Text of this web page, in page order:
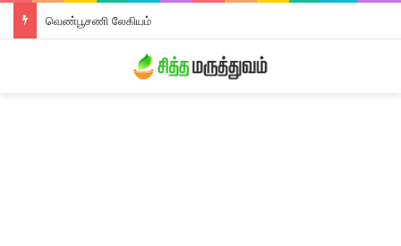
வெண்பூசணி லேகியம்